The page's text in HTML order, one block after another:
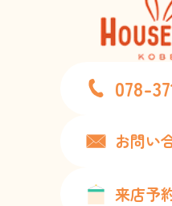
078-
お問い
来店予